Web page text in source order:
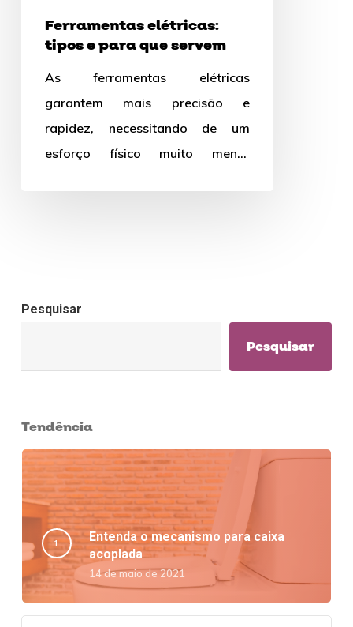
Ferramentas elétricas:
tipos e para que servem
As ferramentas elétricas
garantem mais precisão e
rapidez, necessitando de um
esforço físico muito menor
Pesquisar
Pesquisar
Tendência
Entenda o mecanismo para caixa
acoplada
14 de maio de 2021